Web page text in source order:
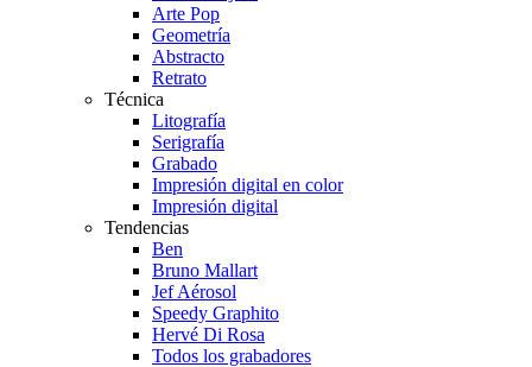
Arte Pop
Geometría
Abstracto
Retrato
Técnica
Litografía
Serigrafía
Grabado
Impresión digital en color
Impresión digital
Tendencias
Ben
Bruno Mallart
Jef Aérosol
Speedy Graphito
Hervé Di Rosa
Todos los grabadores